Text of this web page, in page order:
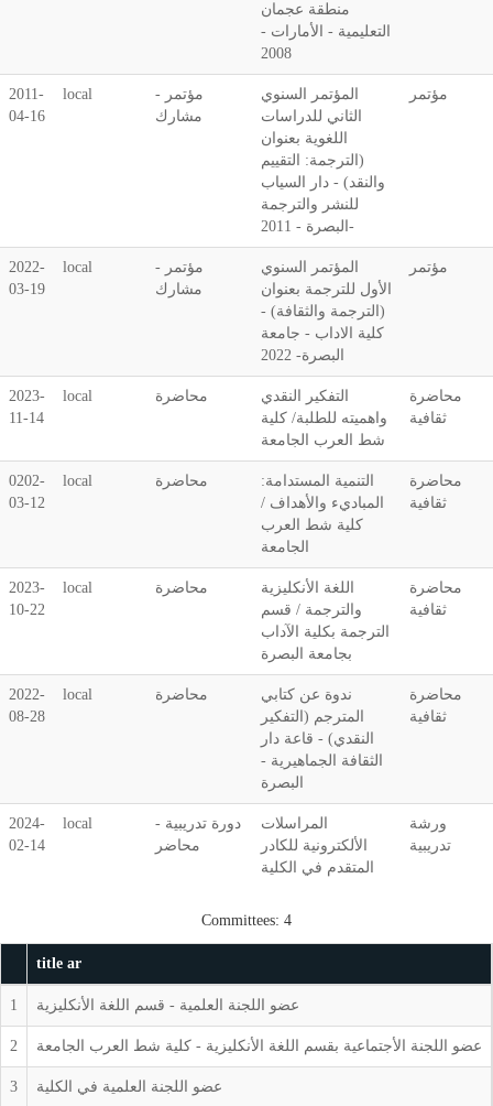
منطقة عجمان
التعليمية - الأمارات -
2008
2011-
04-16
local
مؤتمر -
مشارك
المؤتمر السنوي
الثاني للدراسات
اللغوية بعنوان
(الترجمة: التقييم
والنقد) - دار السياب
للنشر والترجمة
-البصرة - 2011
مؤتمر
2022-
03-19
local
مؤتمر -
مشارك
المؤتمر السنوي
الأول للترجمة بعنوان
(الترجمة والثقافة) -
كلية الاداب - جامعة
البصرة- 2022
مؤتمر
2023-
11-14
local محاضرة
التفكير النقدي
واهميته للطلبة/ كلية
شط العرب الجامعة
محاضرة
ثقافية
0202-
03-12
local محاضرة
التنمية المستدامة:
المباديء والأهداف /
كلية شط العرب
الجامعة
محاضرة
ثقافية
2023-
10-22
local محاضرة
اللغة الأنكليزية
والترجمة / قسم
الترجمة بكلية الآداب
بجامعة البصرة
محاضرة
ثقافية
2022-
08-28
local محاضرة
ندوة عن كتابي
المترجم (التفكير
النقدي) - قاعة دار
الثقافة الجماهيرية -
البصرة
محاضرة
ثقافية
2024-
02-14
local
دورة تدريبية -
محاضر
المراسلات
الألكترونية للكادر
المتقدم في الكلية
ورشة
تدريبية
Committees: 4
title ar
1 عضو اللجنة العلمية - قسم اللغة الأنكليزية
2 عضو اللجنة الأجتماعية بقسم اللغة الأنكليزية - كلية شط العرب الجامعة
3 عضو اللجنة العلمية في الكلية